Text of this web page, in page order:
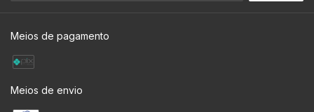
Meios de pagamento
Meios de envio